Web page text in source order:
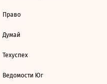
Право
Думай
Техуспех
Ведомости Юг